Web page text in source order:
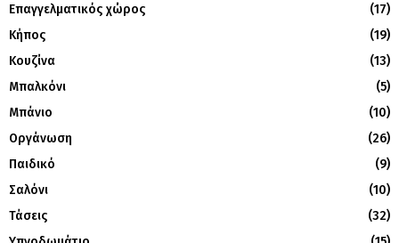
Επαγγελματικός χώρος
(17)
Κήπος
(19)
Κουζίνα
(13)
Μπαλκόνι
(5)
Μπάνιο
(10)
Οργάνωση
(26)
Παιδικό
(9)
Σαλόνι
(10)
Τάσεις
(32)